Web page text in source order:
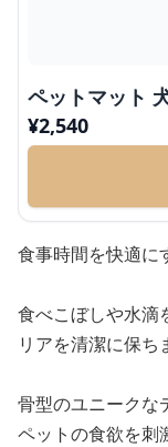
ペットマット
¥2,540
食事時間を快適に
食べこぼしや水滴
リアを清潔に保ち
骨型のユニークな
ペットの食欲を刺